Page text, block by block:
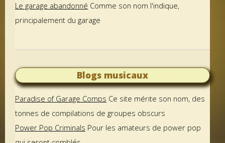
Le garage abandonné Comme son nom l'indique,
principalement du garage
Blogs musicaux
Paradise of Garage Comps Ce site mérite son nom, des
tonnes de compilations de groupes obscurs
Power Pop Criminals Pour les amateurs de power pop